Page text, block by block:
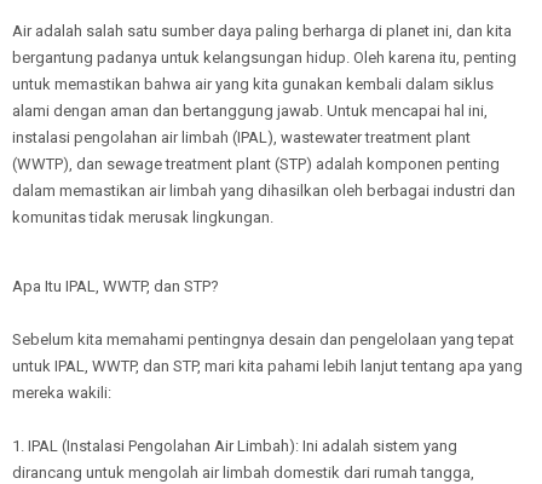
Air adalah salah satu sumber daya paling berharga di planet ini, dan kita
bergantung padanya untuk kelangsungan hidup. Oleh karena itu, penting
untuk memastikan bahwa air yang kita gunakan kembali dalam siklus
alami dengan aman dan bertanggung jawab. Untuk mencapai hal ini,
instalasi pengolahan air limbah (IPAL), wastewater treatment plant
(WWTP), dan sewage treatment plant (STP) adalah komponen penting
dalam memastikan air limbah yang dihasilkan oleh berbagai industri dan
komunitas tidak merusak lingkungan.
Apa Itu IPAL, WWTP, dan STP?
Sebelum kita memahami pentingnya desain dan pengelolaan yang tepat
untuk IPAL, WWTP, dan STP, mari kita pahami lebih lanjut tentang apa yang
mereka wakili:
1. IPAL (Instalasi Pengolahan Air Limbah): Ini adalah sistem yang
dirancang untuk mengolah air limbah domestik dari rumah tangga,